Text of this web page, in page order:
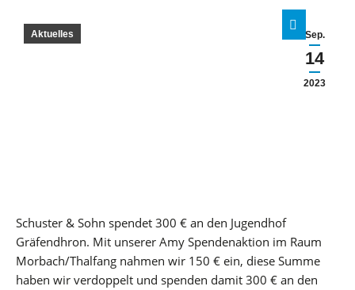
Sep.
14
2023
Aktuelles
Schuster & Sohn spendet 300 € an den Jugendhof
Gräfendhron. Mit unserer Amy Spendenaktion im Raum
Morbach/Thalfang nahmen wir 150 € ein, diese Summe
haben wir verdoppelt und spenden damit 300 € an den